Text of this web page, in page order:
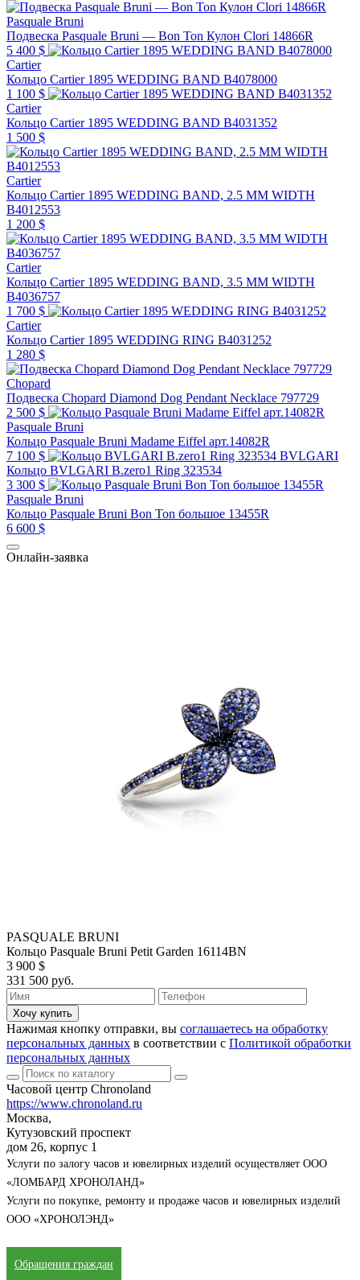
Pasquale Bruni
Подвеска Pasquale Bruni — Bon Ton Кулон Clori 14866R
5 400 $
Cartier
Кольцо Cartier 1895 WEDDING BAND B4078000
1 100 $
Cartier
Кольцо Cartier 1895 WEDDING BAND B4031352
1 500 $
Cartier
Кольцо Cartier 1895 WEDDING BAND, 2.5 MM WIDTH
B4012553
1 200 $
Cartier
Кольцо Cartier 1895 WEDDING BAND, 3.5 MM WIDTH
B4036757
1 700 $
Cartier
Кольцо Cartier 1895 WEDDING RING B4031252
1 280 $
Chopard
Подвеска Chopard Diamond Dog Pendant Necklace 797729
2 500 $
Pasquale Bruni
Кольцо Pasquale Bruni Madame Eiffel арт.14082R
7 100 $
BVLGARI
Кольцо BVLGARI B.zero1 Ring 323534
3 300 $
Pasquale Bruni
Кольцо Pasquale Bruni Bon Ton большое 13455R
6 600 $
Онлайн-заявка
PASQUALE BRUNI
Кольцо Pasquale Bruni Petit Garden 16114BN
3 900 $
331 500 руб.
Хочу купить
Нажимая кнопку отправки, вы соглашаетесь на обработку
персональных данных в соответствии с Политикой обработки
персональных данных
Часовой центр Chronoland
https://www.chronoland.ru
Москва,
Кутузовский проспект
дом 26, корпус 1
Услуги по залогу часов и ювелирных изделий осуществляет ООО
«ЛОМБАРД ХРОНОЛАНД»
Услуги по покупке, ремонту и продаже часов и ювелирных изделий
ООО «ХРОНОЛЭНД»
Обращения граждан